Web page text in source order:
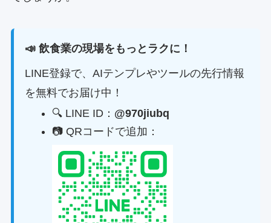
📣 飲食業の現場をもっとラクに！
LINE登録で、AIテンプレやツールの先行情報
を無料でお届け中！
🔍 LINE ID： @970jiubq
📷 QRコードで追加：